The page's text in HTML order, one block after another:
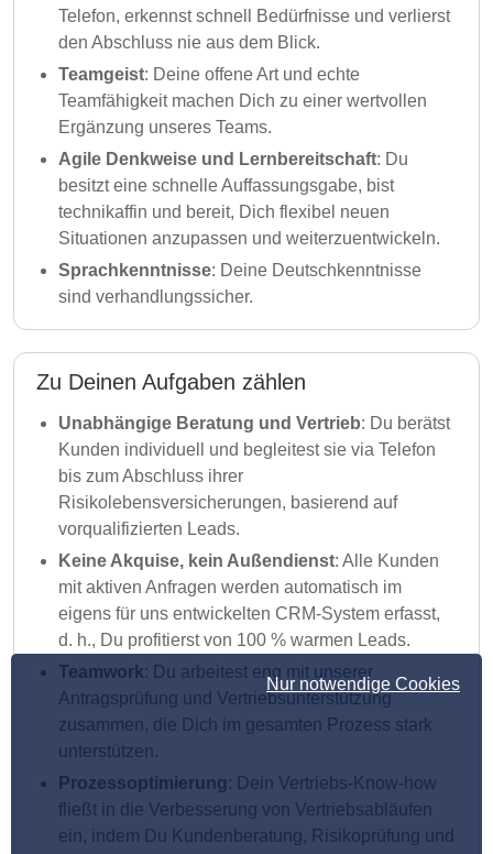
Nur notwendige Cookies
Telefon, erkennst schnell Bedürfnisse und verlierst
den Abschluss nie aus dem Blick.
Teamgeist: Deine offene Art und echte
Teamfähigkeit machen Dich zu einer wertvollen
Ergänzung unseres Teams.
Agile Denkweise und Lernbereitschaft: Du
besitzt eine schnelle Auffassungsgabe, bist
technikaffin und bereit, Dich flexibel neuen
Situationen anzupassen und weiterzuentwickeln.
Sprachkenntnisse: Deine Deutschkenntnisse
sind verhandlungssicher.
Zu Deinen Aufgaben zählen
Unabhängige Beratung und Vertrieb: Du berätst
Kunden individuell und begleitest sie via Telefon
bis zum Abschluss ihrer
Risikolebensversicherungen, basierend auf
vorqualifizierten Leads.
Keine Akquise, kein Außendienst: Alle Kunden
mit aktiven Anfragen werden automatisch im
eigens für uns entwickelten CRM-System erfasst,
d. h., Du profitierst von 100 % warmen Leads.
Teamwork: Du arbeitest eng mit unserer
Antragsprüfung und Vertriebsunterstützung
zusammen, die Dich im gesamten Prozess stark
unterstützen.
Prozessoptimierung : Dein Vertriebs-Know-how
fließt in die Verbesserung von Vertriebsabläufen
ein, indem Du Kundenberatung, Risikoprüfung und